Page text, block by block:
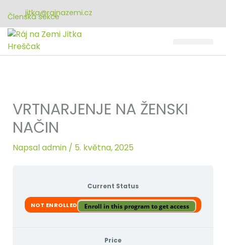
na
obsah
jitka@rajnazemi.cz
Členská sekce
VRTNARJENJE NA ŽENSKI
NAČIN
Napsaladmin / 5. května, 2025
Current Status
NOT ENROLLED Enroll in this program to get access
Price